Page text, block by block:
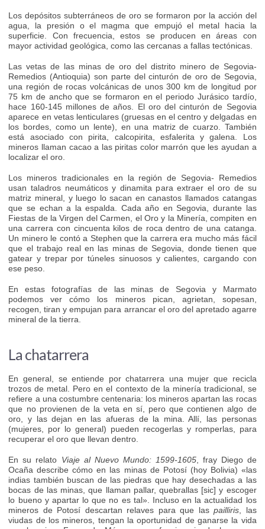
Los depósitos subterráneos de oro se formaron por la acción del
agua, la presión o el magma que empujó el metal hacia la
superficie. Con frecuencia, estos se producen en áreas con
mayor actividad geológica, como las cercanas a fallas tectónicas.
Las vetas de las minas de oro del distrito minero de Segovia-
Remedios (Antioquia) son parte del cinturón de oro de Segovia,
una región de rocas volcánicas de unos 300 km de longitud por
75 km de ancho que se formaron en el periodo Jurásico tardío,
hace 160-145 millones de años. El oro del cinturón de Segovia
aparece en vetas lenticulares (gruesas en el centro y delgadas en
los bordes, como un lente), en una matriz de cuarzo. También
está asociado con pirita, calcopirita, esfalerita y galena. Los
mineros llaman cacao a las piritas color marrón que les ayudan a
localizar el oro.
Los mineros tradicionales en la región de Segovia- Remedios
usan taladros neumáticos y dinamita para extraer el oro de su
matriz mineral, y luego lo sacan en canastos llamados catangas
que se echan a la espalda. Cada año en Segovia, durante las
Fiestas de la Virgen del Carmen, el Oro y la Minería, compiten en
una carrera con cincuenta kilos de roca dentro de una catanga.
Un minero le contó a Stephen que la carrera era mucho más fácil
que el trabajo real en las minas de Segovia, donde tienen que
gatear y trepar por túneles sinuosos y calientes, cargando con
ese peso.
En estas fotografías de las minas de Segovia y Marmato
podemos ver cómo los mineros pican, agrietan, sopesan,
recogen, tiran y empujan para arrancar el oro del apretado agarre
mineral de la tierra.
La chatarrera
En general, se entiende por chatarrera una mujer que recicla
trozos de metal. Pero en el contexto de la minería tradicional, se
refiere a una costumbre centenaria: los mineros apartan las rocas
que no provienen de la veta en sí, pero que contienen algo de
oro, y las dejan en las afueras de la mina. Allí, las personas
(mujeres, por lo general) pueden recogerlas y romperlas, para
recuperar el oro que llevan dentro.
En su relato Viaje al Nuevo Mundo: 1599-1605, fray Diego de
Ocaña describe cómo en las minas de Potosí (hoy Bolivia) «las
indias también buscan de las piedras que hay desechadas a las
bocas de las minas, que llaman pallar, quebrallas [sic] y escoger
lo bueno y apartar lo que no es tal». Incluso en la actualidad los
mineros de Potosí descartan relaves para que laspailliris , las
viudas de los mineros, tengan la oportunidad de ganarse la vida